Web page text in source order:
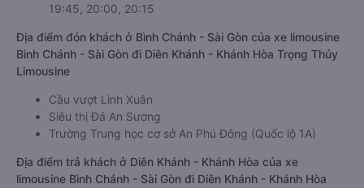
19:45, 20:00, 20:15
Địa điểm đón khách ở Bình Chánh - Sài Gòn của xe limousine
Bình Chánh - Sài Gòn đi Diên Khánh - Khánh Hòa Trọng Thủy
Limousine
Cầu vượt Linh Xuân
Siêu thị Đá An Sương
Trường Trung học cơ sở An Phú Đông (Quốc lộ 1A)
Địa điểm trả khách ở Diên Khánh - Khánh Hòa của xe
limousine Bình Chánh - Sài Gòn đi Diên Khánh - Khánh Hòa